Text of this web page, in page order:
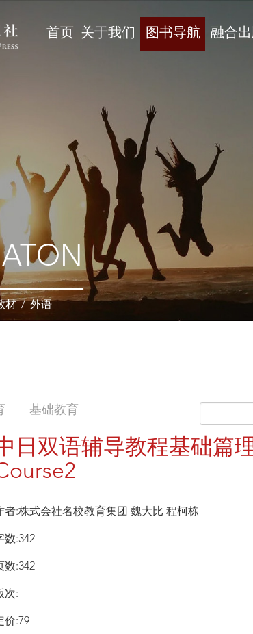
首页 关于我们 图书导航 融合
材 / 外语
基础教育
日双语辅导教程基础篇
者:株式会社名校教育集团 魏大比 程柯栋
数:342
数:342
次:
价:79